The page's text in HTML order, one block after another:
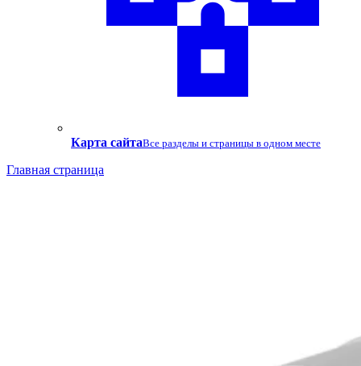
Карта сайтаВсе разделы и страницы в одном месте
Главная страница